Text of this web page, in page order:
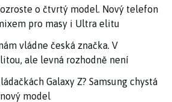
o čtvrtý model. Nový telefon
pro masy i Ultra elitu
vládne česká značka. V
ale levná rozhodně není
Galaxy Z? Samsung chystá
model